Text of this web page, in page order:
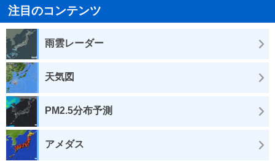
注目のコンテンツ
雨雲レーダー
天気図
PM2.5分布予測
アメダス